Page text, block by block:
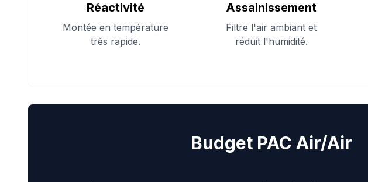
Réactivité
Montée en température
très rapide.
Assainissement
Filtre l'air ambiant et
réduit l'humidité.
Budget PAC Air/Air